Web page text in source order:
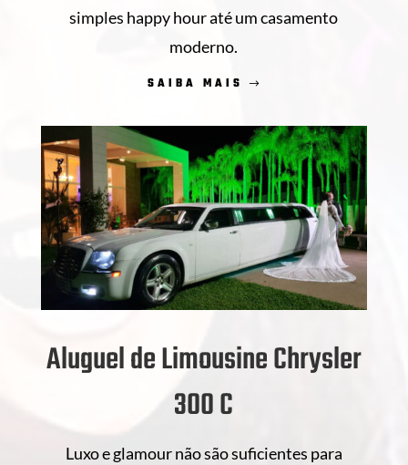
simples happy hour até um casamento
moderno.
SAIBA MAIS
Aluguel de Limousine Chrysler
300 C
Luxo e glamour não são suficientes para